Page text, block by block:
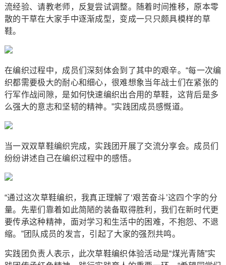
流经验、请教老师，反复尝试调整。随着时间推移，原本零
散的干草在大家手中逐渐成型，变成一只只颇具模样的草
鞋。
在编织过程中，成员们深刻体会到了其中的艰辛。“每一次编
织都需要极大的耐心和细心，很难想象当年战士们在紧张的
行军作战间隙，是如何快速编织出合用的草鞋，这背后是多
么强大的意志和坚韧的精神。”实践团成员感慨道。
当一双双草鞋编织完成，实践团开展了交流分享会。成员们
纷纷讲述自己在编织过程中的感悟。
“通过这次草鞋编织，我真正理解了‘艰苦奋斗’这四个字的分
量。先辈们靠着如此简陋的装备取得胜利，我们在新时代更
要传承这种精神，面对学习和生活中的困难，不抱怨、不退
缩。”团队成员的发言，引起了大家的强烈共鸣。
实践团负责人表示，此次草鞋编织体验活动是“煤光青随”实